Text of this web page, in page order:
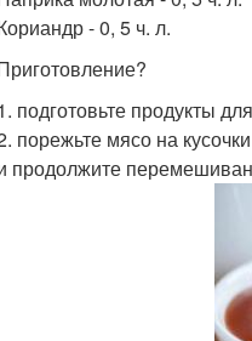
- 0, 5 ч. л.
подготовьте продукты
порежьте мясо на
продолжите